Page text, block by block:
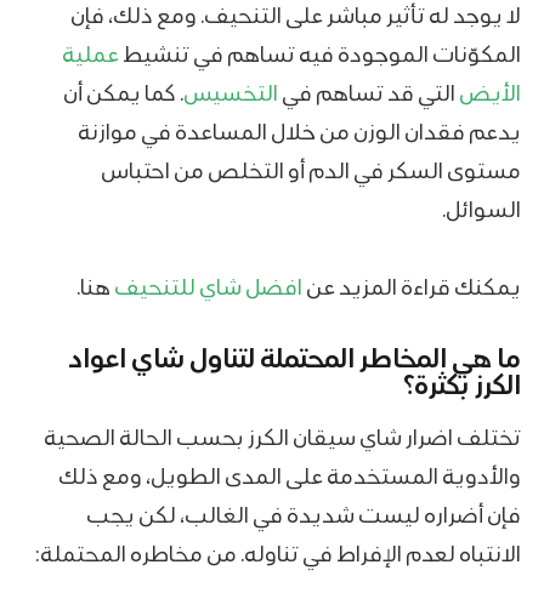
لا يوجد له تأثير مباشر على التنحيف. ومع ذلك، فإن
المكوّنات الموجودة فيه تساهم في تنشيطعملية
الأيض التي قد تساهم في التخسيس. كما يمكن أن
يدعم فقدان الوزن من خلال المساعدة في موازنة
مستوى السكر في الدم أو التخلص من احتباس
السوائل.
يمكنك قراءة المزيد عن افضل شاي للتنحيف هنا.
ما هي المخاطر المحتملة لتناول شاي اعواد
الكرز بكثرة؟
تختلف اضرار شاي سيقان الكرز بحسب الحالة الصحية
والأدوية المستخدمة على المدى الطويل، ومع ذلك
فإن أضراره ليست شديدة في الغالب، لكن يجب
الانتباه لعدم الإفراط في تناوله. من مخاطره المحتملة: